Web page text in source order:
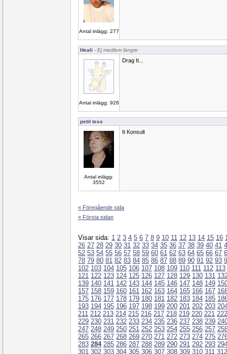
Antal inlägg: 277
Heali - Ej medlem längre
Antal inlägg: 926
Drag It...
petit tess
Antal inlägg:
3552
It Konsult
« Föregående sida
« Första sidan
Visar sida: 1 2 3 4 5 6 7 8 9 10 11 12 13 14 15 16
26 27 28 29 30 31 32 33 34 35 36 37 38 39 40 41
52 53 54 55 56 57 58 59 60 61 62 63 64 65 66 67
78 79 80 81 82 83 84 85 86 87 88 89 90 91 92 93
102 103 104 105 106 107 108 109 110 111 112 113
121 122 123 124 125 126 127 128 129 130 131
139 140 141 142 143 144 145 146 147 148 149
157 158 159 160 161 162 163 164 165 166 167
175 176 177 178 179 180 181 182 183 184 185
193 194 195 196 197 198 199 200 201 202 203
211 212 213 214 215 216 217 218 219 220 221 222
229 230 231 232 233 234 235 236 237 238 239
247 248 249 250 251 252 253 254 255 256 257
265 266 267 268 269 270 271 272 273 274 275
283 284 285 286 287 288 289 290 291 292 293
301 302 303 304 305 306 307 308 309 310 311 312